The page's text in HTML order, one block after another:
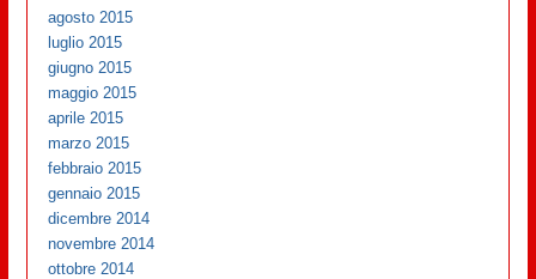
agosto 2015
luglio 2015
giugno 2015
maggio 2015
aprile 2015
marzo 2015
febbraio 2015
gennaio 2015
dicembre 2014
novembre 2014
ottobre 2014